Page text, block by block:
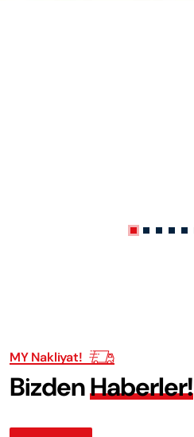
MY Nakliyat!
BizdenHaberler!